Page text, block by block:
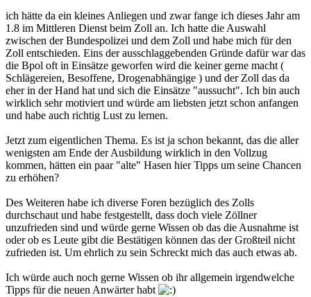
ich hätte da ein kleines Anliegen und zwar fange ich dieses Jahr am
1.8 im Mittleren Dienst beim Zoll an. Ich hatte die Auswahl
zwischen der Bundespolizei und dem Zoll und habe mich für den
Zoll entschieden. Eins der ausschlaggebenden Gründe dafür war das
die Bpol oft in Einsätze geworfen wird die keiner gerne macht (
Schlägereien, Besoffene, Drogenabhängige ) und der Zoll das da
eher in der Hand hat und sich die Einsätze "aussucht". Ich bin auch
wirklich sehr motiviert und würde am liebsten jetzt schon anfangen
und habe auch richtig Lust zu lernen.
Jetzt zum eigentlichen Thema. Es ist ja schon bekannt, das die aller
wenigsten am Ende der Ausbildung wirklich in den Vollzug
kommen, hätten ein paar "alte" Hasen hier Tipps um seine Chancen
zu erhöhen?
Des Weiteren habe ich diverse Foren bezüglich des Zolls
durchschaut und habe festgestellt, dass doch viele Zöllner
unzufrieden sind und würde gerne Wissen ob das die Ausnahme ist
oder ob es Leute gibt die Bestätigen können das der Großteil nicht
zufrieden ist. Um ehrlich zu sein Schreckt mich das auch etwas ab.
Ich würde auch noch gerne Wissen ob ihr allgemein irgendwelche
Tipps für die neuen Anwärter habt